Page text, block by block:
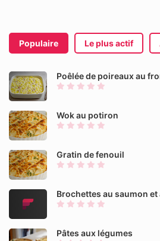
Populaire Le plus actif
Poêlée de poireaux au
Wok au potiron
Gratin de fenouil
Brochettes au saumon et
Pâtes aux légumes